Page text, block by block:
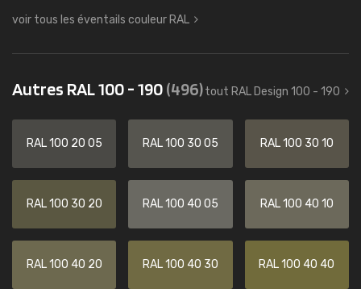
voir tous les éventails couleur RAL
Autres RAL 100 - 190(496)tout RAL Design 100 - 190
RAL 100 20 05 RAL 100 30 05 RAL 100 30 10
RAL 100 30 20 RAL 100 40 05 RAL 100 40 10
RAL 100 40 20 RAL 100 40 30 RAL 100 40 40